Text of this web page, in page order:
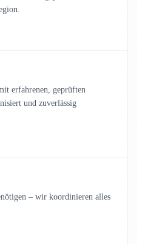
erfahrenen, geprüften
und zuverlässig
– wir koordinieren alles